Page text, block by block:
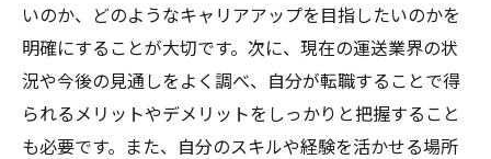
いのか、どのようなキャリアアップを目指したいのかを
明確にすることが大切です。次に、現在の運送業界の状
況や今後の見通しをよく調べ、自分が転職することで得
られるメリットやデメリットをしっかりと把握すること
も必要です。また、自分のスキルや経験を活かせる場所